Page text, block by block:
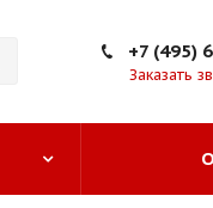
+7 (495)
Заказать